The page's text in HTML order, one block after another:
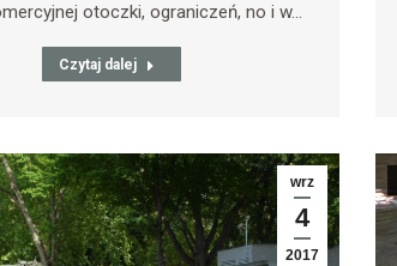
otoczki, ograniczeń, no i w…
Czytaj dalej
wrz
4
2017